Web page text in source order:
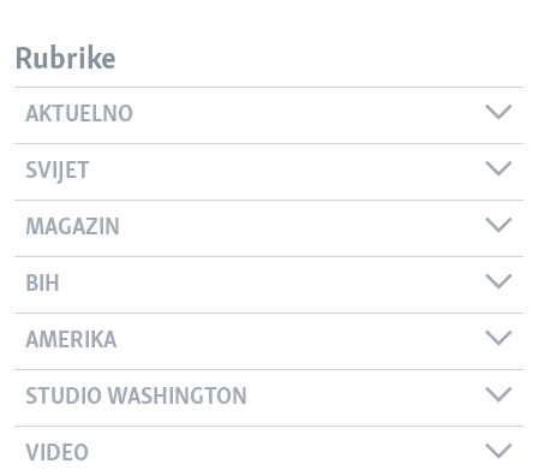
Rubrike
AKTUELNO
SVIJET
MAGAZIN
BIH
AMERIKA
STUDIO WASHINGTON
VIDEO